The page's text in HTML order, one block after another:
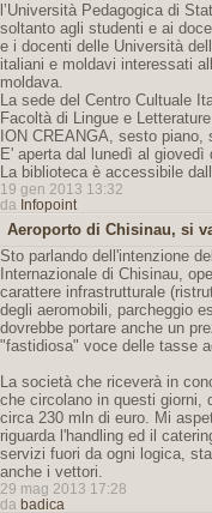
l’Università Pedagogica di
soltanto agli studenti e ai
e i docenti delle Università
italiani e moldavi interessati
moldava.
La sede del Centro Cultuale
Facoltà di Lingue e
ION CREANGA, sesto piano,
E' aperta dal lunedì al
La biblioteca è accessibile
19 gen 2013 13:32
da Infopoint
Aeroporto di Chisinau, si
Sto parlando dell'intenzione
Internazionale di Chisinau,
carattere infrastrutturale
degli aeromobili, parcheggio
dovrebbe portare anche un
"fastidiosa" voce delle tasse
La società che riceverà in
che circolano in questi giorni,
circa 230 mln di euro. Mi
riguarda l'handling ed il
servizi fuori da ogni logica,
anche i vettori.
29 mag 2013 17:28
da badica